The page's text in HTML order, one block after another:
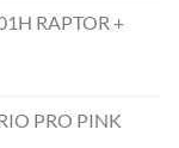
RAPTOR +
PRO PINK